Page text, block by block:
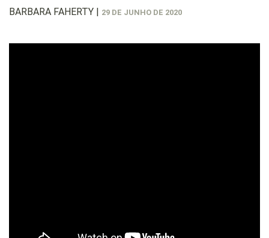
BARBARA FAHERTY | 29 DE JUNHO DE 2020